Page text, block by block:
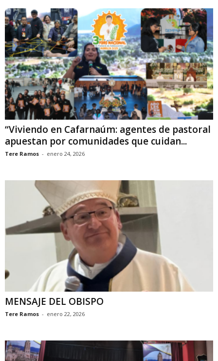
“Viviendo en Cafarnaúm: agentes de pastoral
apuestan por comunidades que cuidan...
Tere Ramos - enero 24, 2026
MENSAJE DEL OBISPO
Tere Ramos - enero 22, 2026